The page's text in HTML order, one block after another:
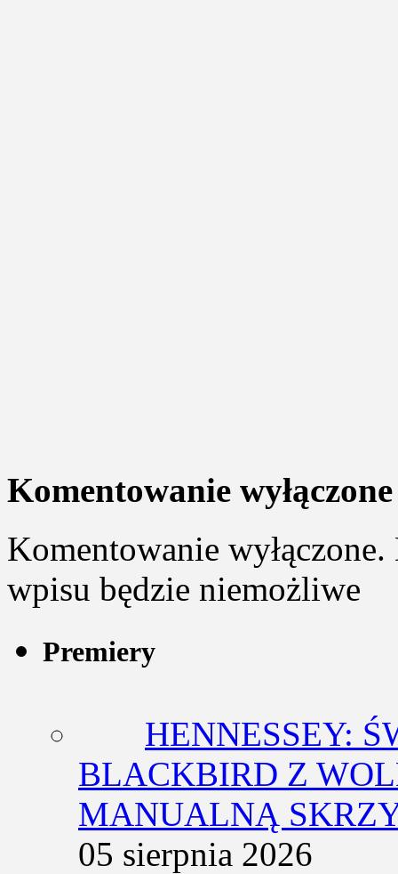
Komentowanie wyłączone
Komentowanie
wpisu będzie niemożliwe
Premiery
HENNESSEY:
BLACKBIRD Z
MANUALNĄ
05 sierpnia 2026